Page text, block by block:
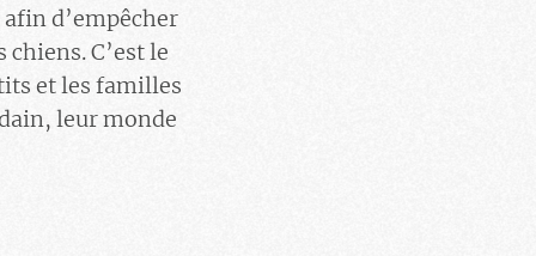
d’empêcher
C’est le
et les familles
leur monde